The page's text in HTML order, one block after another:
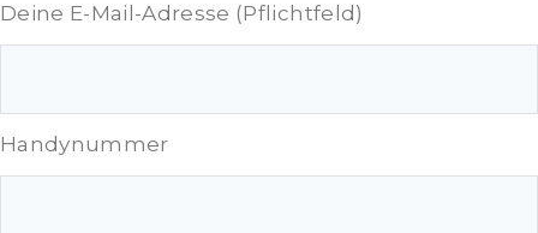
Deine E-Mail-Adresse (Pflichtfeld)
Handynummer